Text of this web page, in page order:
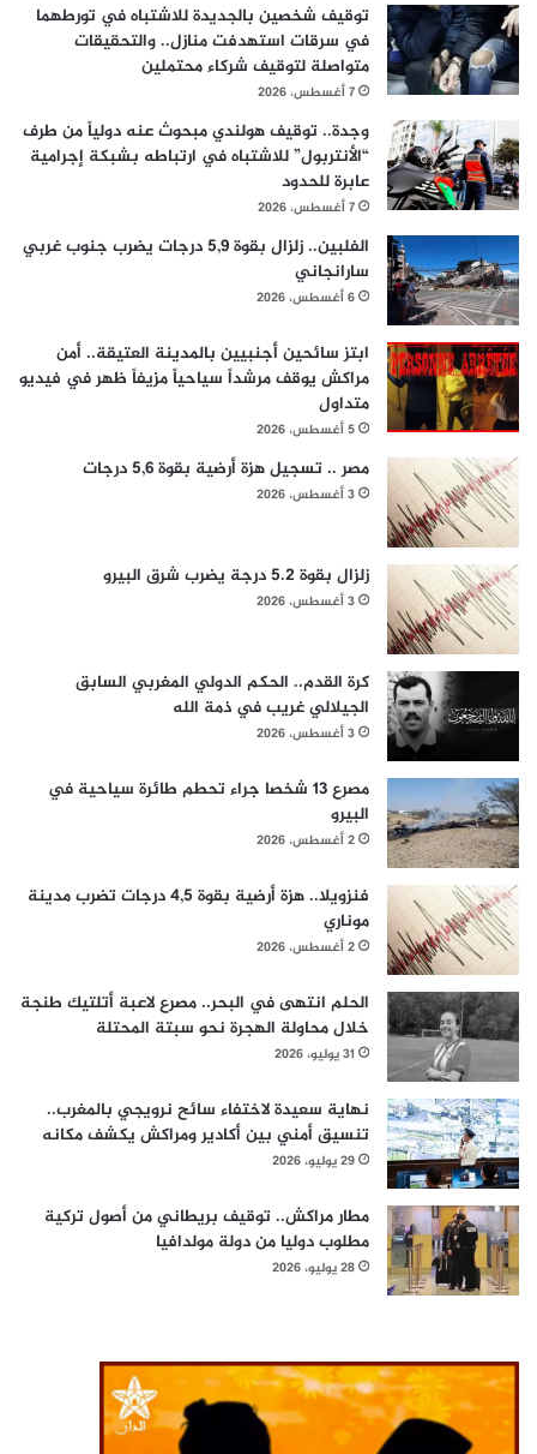
توقيف شخصين بالجديدة للاشتباه في تورطهما
في سرقات استهدفت منازل.. والتحقيقات
متواصلة لتوقيف شركاء محتملين
7 أغسطس، 2026
وجدة.. توقيف هولندي مبحوث عنه دولياً من طرف
“الأنتربول” للاشتباه في ارتباطه بشبكة إجرامية
عابرة للحدود
7 أغسطس، 2026
الفلبين.. زلزال بقوة 5,9 درجات يضرب جنوب غربي
سارانجاني
6 أغسطس، 2026
ابتز سائحين أجنبيين بالمدينة العتيقة.. أمن
مراكش يوقف مرشداً سياحياً مزيفاً ظهر في فيديو
متداول
5 أغسطس، 2026
مصر .. تسجيل هزة أرضية بقوة 5,6 درجات
3 أغسطس، 2026
زلزال بقوة 5.2 درجة يضرب شرق البيرو
3 أغسطس، 2026
كرة القدم.. الحكم الدولي المغربي السابق
الجيلالي غريب في ذمة الله
3 أغسطس، 2026
مصرع 13 شخصا جراء تحطم طائرة سياحية في
البيرو
2 أغسطس، 2026
فنزويلا.. هزة أرضية بقوة 4,5 درجات تضرب مدينة
موناري
2 أغسطس، 2026
الحلم انتهى في البحر.. مصرع لاعبة أتلتيك طنجة
خلال محاولة الهجرة نحو سبتة المحتلة
31 يوليو، 2026
نهاية سعيدة لاختفاء سائح نرويجي بالمغرب..
تنسيق أمني بين أكادير ومراكش يكشف مكانه
29 يوليو، 2026
مطار مراكش.. توقيف بريطاني من أصول تركية
مطلوب دوليا من دولة مولدافيا
28 يوليو، 2026